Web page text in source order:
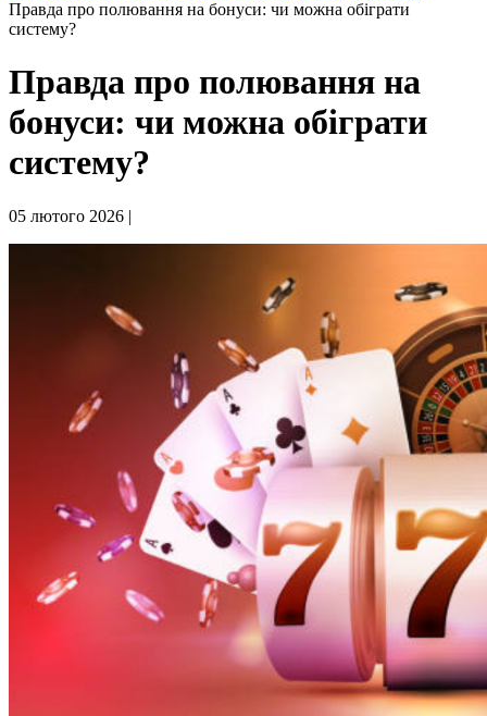
Правда про полювання на бонуси: чи можна обіграти
систему?
Правда про полювання на
бонуси: чи можна обіграти
систему?
05 лютого 2026 |